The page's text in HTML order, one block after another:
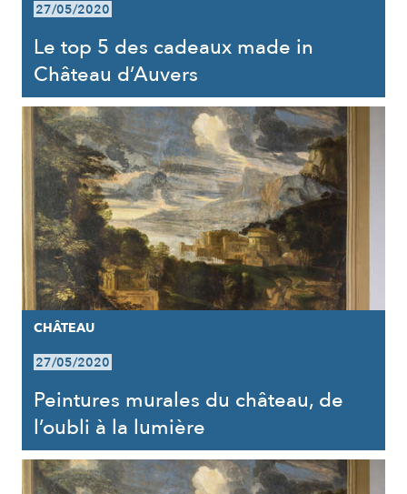
27/05/2020
Le top 5 des cadeaux made in
Château d’Auvers
CHÂTEAU
27/05/2020
Peintures murales du château, de
l’oubli à la lumière